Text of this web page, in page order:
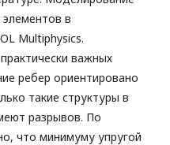
в
Multiphysics.
важных
ребер ориентировано
такие структуры в
разрывов. По
что минимуму упругой